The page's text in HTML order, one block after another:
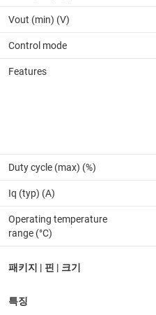
Vout (min) (V)
Control mode
Features
Duty cycle (max) (%)
Iq (typ) (A)
Operating temperature
range (°C)